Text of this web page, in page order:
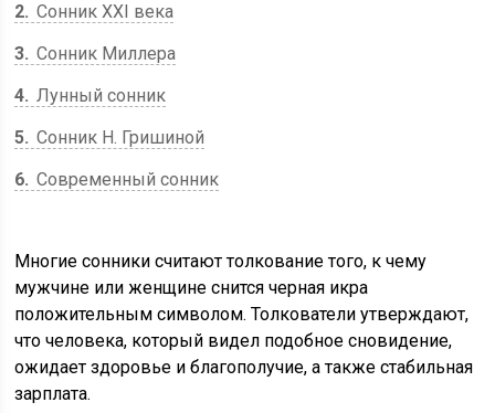
2 Сонник XXI века
3 Сонник Миллера
4 Лунный сонник
5 Сонник Н. Гришиной
6 Современный сонник
Многие сонники считают толкование того, к чему
мужчине или женщине снится черная икра
положительным символом. Толкователи утверждают,
что человека, который видел подобное сновидение,
ожидает здоровье и благополучие, а также стабильная
зарплата.